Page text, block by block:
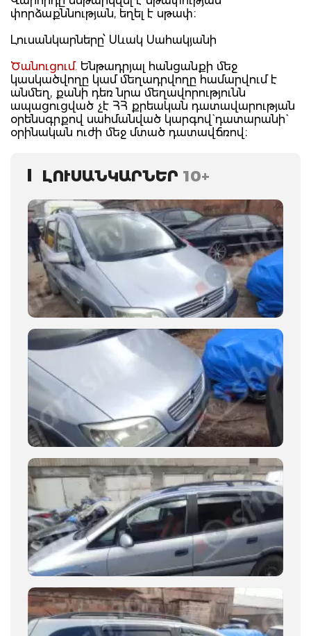
փորձաքննության, եղել է սթափ։
Լուսանկարները՝ Սևակ Սահակյանի
Ծանուցում. Ենթադրյալ հանցանքի մեջ
կասկածվողը կամ մեղադրվողը համարվում է
անմեղ, քանի դեռ նրա մեղավորությունն
ապացուցված չէ ՀՀ քրեական դատավարության
օրենսգրքով սահմանված կարգով` դատարանի`
օրինական ուժի մեջ մտած դատավճռով։
ԼՈՒՍԱՆԿԱՐՆԵՐ 10+